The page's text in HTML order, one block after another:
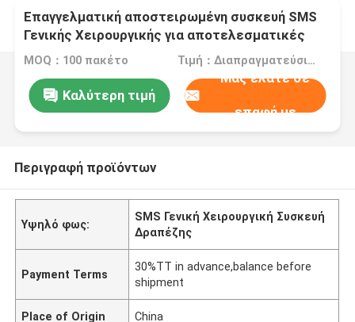
Επαγγελματική αποστειρωμένη συσκευή SMS
Γενικής Χειρουργικής για αποτελεσματικές
χειρουργικές επεμβάσεις
MOQ：100 πακέτο Τιμή：Διαπραγματεύσιμα
Καλύτερη τιμή
Μας ελάτε σε
επαφή με
Περιγραφή προϊόντων
Υψηλό φως:
SMS Γενική Χειρουργική Συσκευή
Δραπέζης
Payment Terms
30%TT in advance,balance before
shipment
Place of Origin China